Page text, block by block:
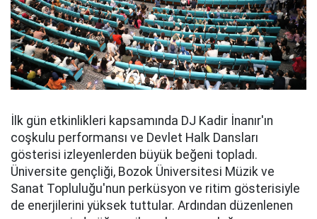
İlk gün etkinlikleri kapsamında DJ Kadir İnanır'ın
coşkulu performansı ve Devlet Halk Dansları
gösterisi izleyenlerden büyük beğeni topladı.
Üniversite gençliği, Bozok Üniversitesi Müzik ve
Sanat Topluluğu'nun perküsyon ve ritim gösterisiyle
de enerjilerini yüksek tuttular. Ardından düzenlenen